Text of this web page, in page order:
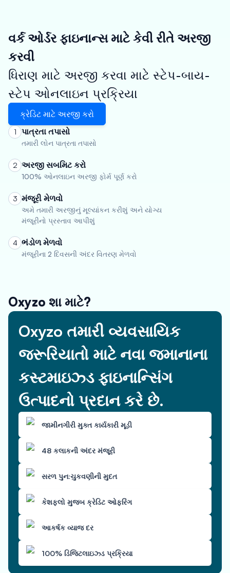
વર્ક ઓર્ડર ફાઇનાન્સ માટે કેવી રીતે અરજી
કરવી
ધિરાણ માટે અરજી કરવા માટે સ્ટેપ-બાય-
સ્ટેપ ઓનલાઇન પ્રક્રિયા
ક્રેડિટ માટે અરજી કરો
1 પાત્રતા તપાસો
તમારી લોન પાત્રતા તપાસો
2 અરજી સબમિટ કરો
100% ઓનલાઇન અરજી ફોર્મ પૂર્ણ કરો
3 મંજૂરી મેળવો
અમે તમારી અરજીનું મૂલ્યાંકન કરીશું અને યોગ્ય
મંજૂરીનો પ્રસ્તાવ આપીશું
4 ભંડોળ મેળવો
મંજૂરીના 2 દિવસની અંદર વિતરણ મેળવો
Oxyzo શા માટે?
Oxyzo તમારી વ્યવસાયિક
જરૂરિયાતો માટે નવા જમાનાના
કસ્ટમાઇઝ્ડ ફાઇનાન્સિંગ
ઉત્પાદનો પ્રદાન કરે છે.
જામીનગીરી મુક્ત કાર્યકારી મૂડી
48 કલાકની અંદર મંજૂરી
સરળ પુન:ચુકવણીની મુદત
કેશફ્લો મુજબ ક્રેડિટ ઓફરિંગ
આકર્ષક વ્યાજ દર
100% ડિજિટલાઇઝ્ડ પ્રક્રિયા